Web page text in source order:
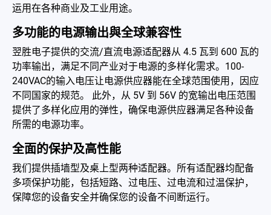
运用在各种商业及工业用途。
多功能的电源输出與全球兼容性
翌胜电子提供的交流/直流电源适配器从 4.5 瓦到 600 瓦的
功率输出，满足不同产业对于电源的多样化需求。100-
240VAC的输入电压让电源供应器能在全球范围使用，因应
不同国家的规范。 此外，从 5V 到 56V 的宽输出电压范围
提供了多样化应用的弹性，确保电源供应器满足各种设备
所需的电源功率。
全面的保护及高性能
我们提供插墙型及桌上型两种适配器。所有适配器均配备
多项保护功能，包括短路、过电压、过电流和过温保护，
保障您的设备安全并确保您的设备不间断运行。
AC/DC 电源适配器
AC/DC 医疗电源供应器
PD 充电器
DC/DC 电源适配器
电池适配充电器
开放式电源
内置机壳型电源适配器
LED 电源